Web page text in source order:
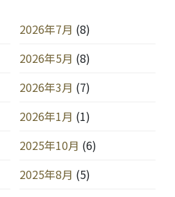
2026年7月 (8)
2026年5月 (8)
2026年3月 (7)
2026年1月 (1)
2025年10月 (6)
2025年8月 (5)